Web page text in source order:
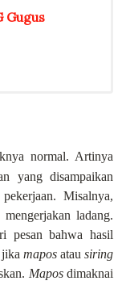
Gugus
normal. Artinya
yang disampaikan
Misalnya,
ladang.
pesan bahwa hasil
jika mapos atau siring
Maposdimaknai